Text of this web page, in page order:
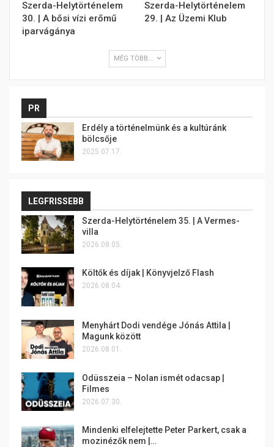
Szerda-Helytörténelem
30. | A bősi vízi erőmű
iparvágánya
Szerda-Helytörténelem
29. | Az Üzemi Klub
MÉG TÖBB...
PR
Erdély a történelmünk és a kultúránk
bölcsője
2025.07.17.
LEGFRISSEBB
Szerda-Helytörténelem 35. | A Vermes-
villa
2026.08.05.
Költők és díjak | Könyvjelző Flash
2026.08.04.
Menyhárt Dodi vendége Jónás Attila |
Magunk között
2026.08.01.
Odüsszeia – Nolan ismét odacsap |
Filmes
2026.07.30.
Mindenki elfelejtette Peter Parkert, csak a
mozinézők nem |…